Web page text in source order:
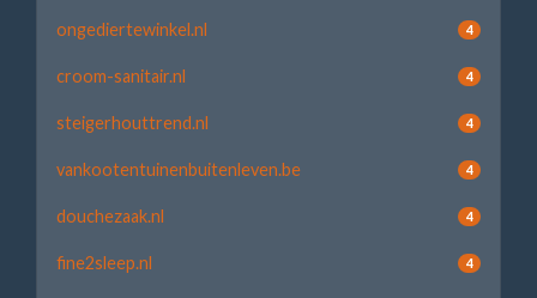
ongediertewinkel.nl 4
croom-sanitair.nl 4
steigerhouttrend.nl 4
vankootentuinenbuitenleven.be 4
douchezaak.nl 4
fine2sleep.nl 4